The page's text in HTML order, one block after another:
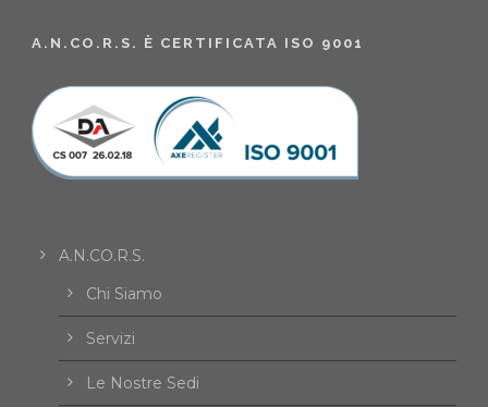
A.N.CO.R.S. È CERTIFICATA ISO 9001
A.N.CO.R.S.
Chi Siamo
Servizi
Le Nostre Sedi